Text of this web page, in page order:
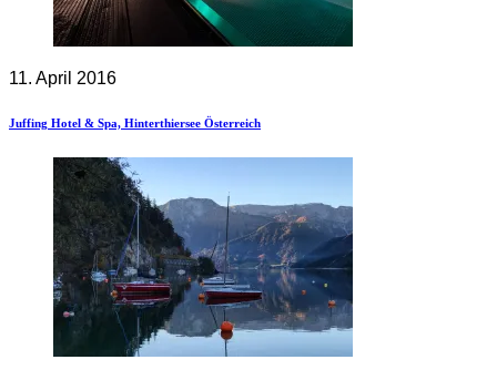
11. April 2016
Juffing Hotel & Spa, Hinterthiersee Österreich